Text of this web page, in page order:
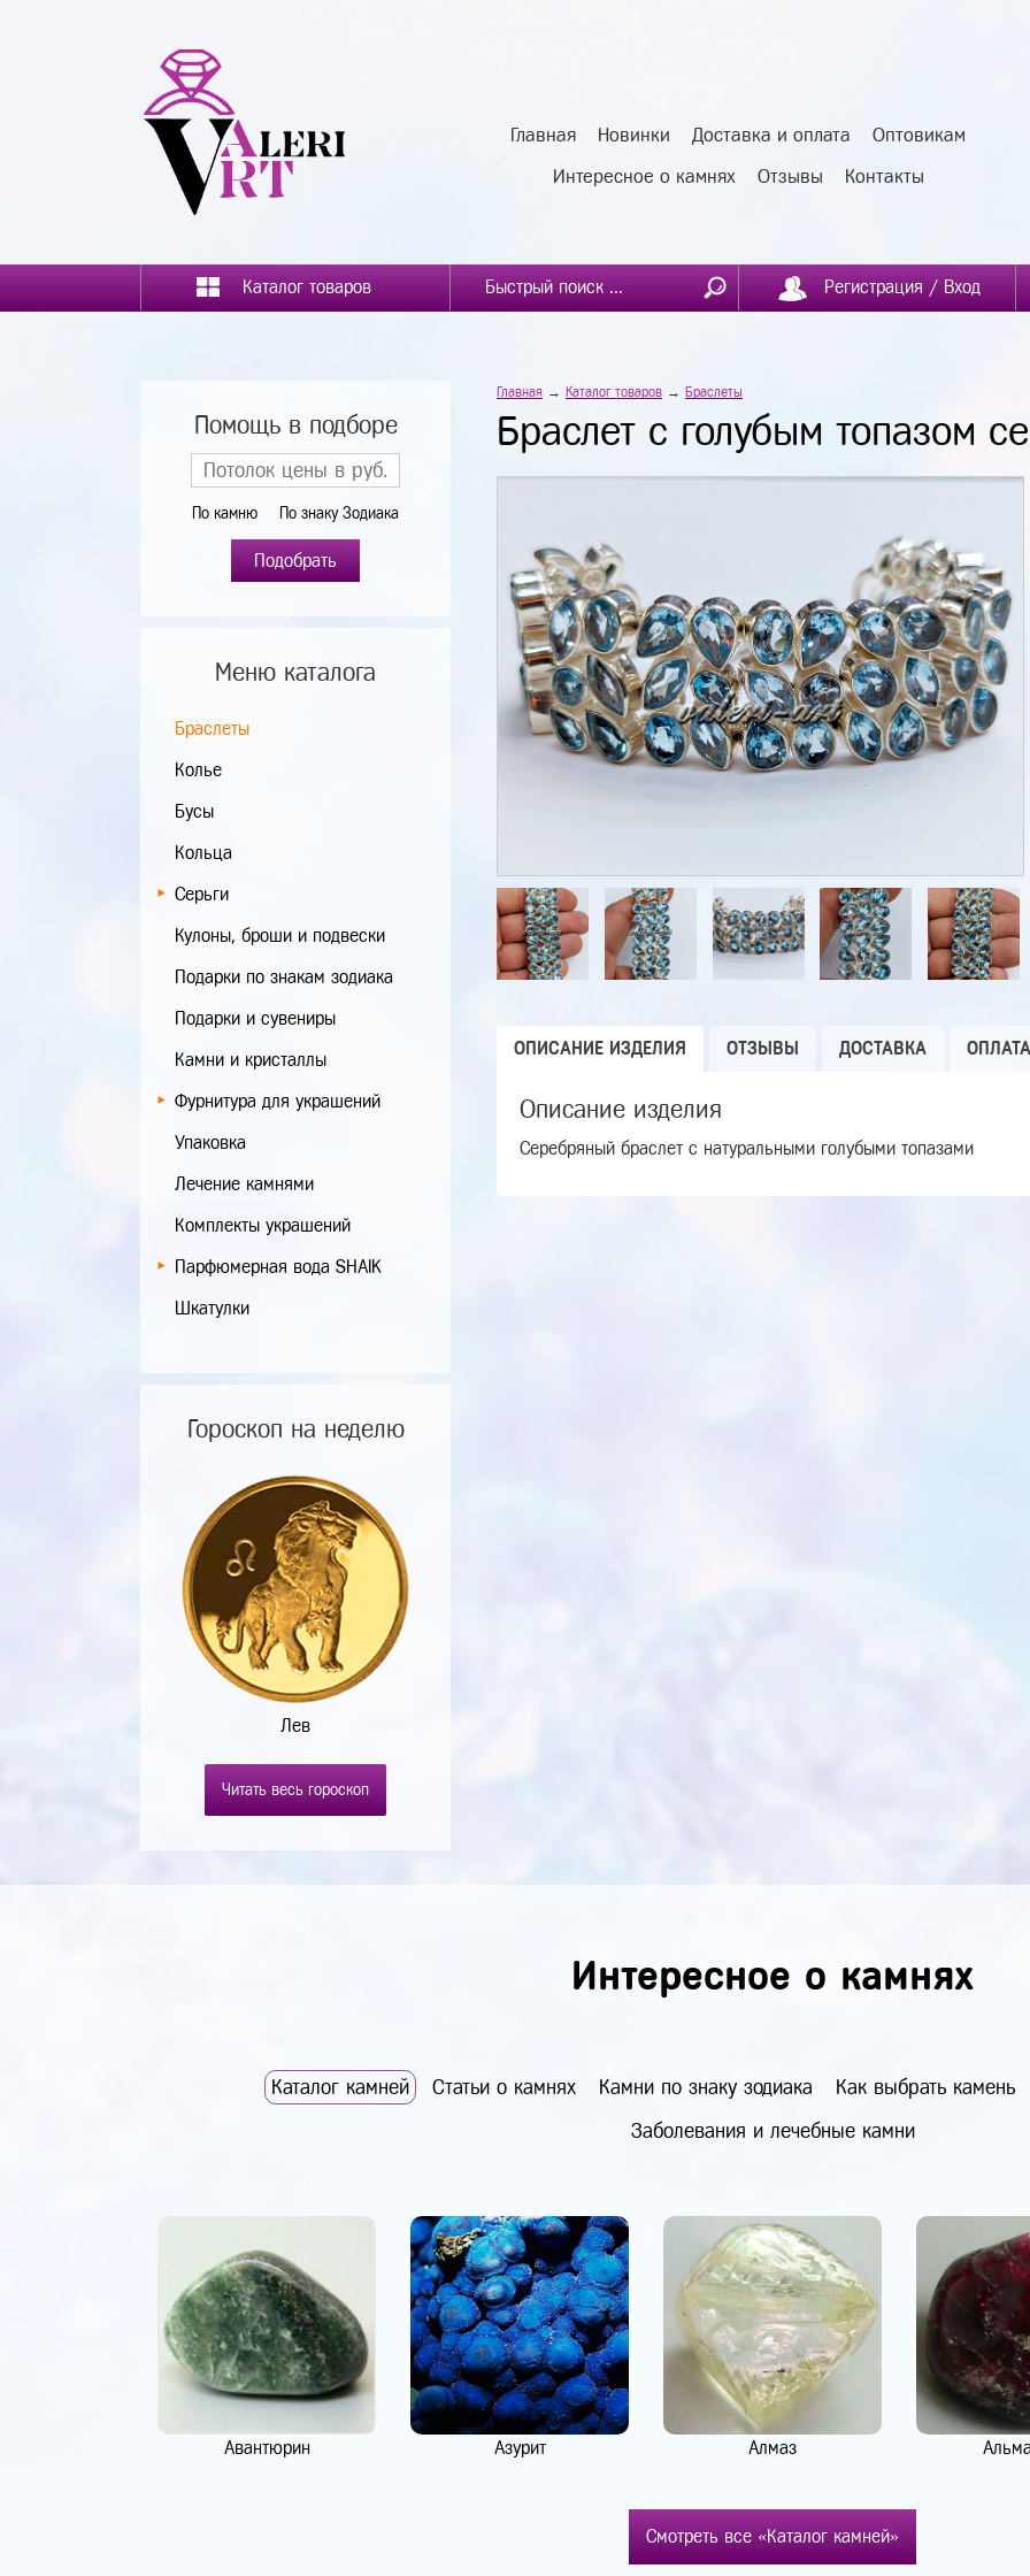
Главная Новинки Доставка и оплата Оптовикам
Интересное о камнях Отзывы Контакты
Каталог товаров Регистрация / Вход
Помощь в подборе
По камню По знаку Зодиака
Подобрать
Меню каталога
Браслеты
Колье
Бусы
Кольца
Серьги
Кулоны, броши и подвески
Подарки по знакам зодиака
Подарки и сувениры
Камни и кристаллы
Фурнитура для украшений
Упаковка
Лечение камнями
Комплекты украшений
Парфюмерная вода SHAIK
Шкатулки
Гороскоп на неделю
Лев
Читать весь гороскоп
Главная → Каталог товаров → Браслеты
Браслет с голубым топазом
ОПИСАНИЕ ИЗДЕЛИЯ ОТЗЫВЫ ДОСТАВКА ОПЛАТА
Описание изделия
Серебряный браслет с натуральными голубыми топазами
Интересное о камнях
Каталог камней Статьи о камнях Камни по знаку зодиака Как выбрать камень
Заболевания и лечебные камни
Авантюрин Азурит Алмаз
Смотреть все «Каталог камней»